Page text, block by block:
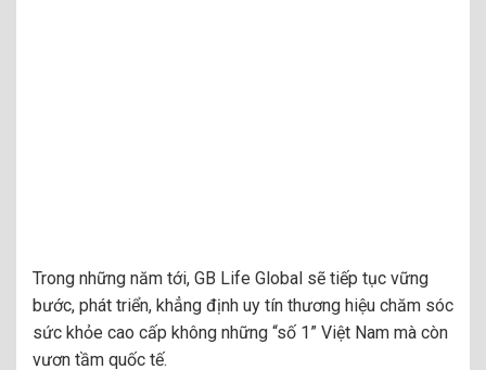
Trong những năm tới, GB Life Global sẽ tiếp tục vững
bước, phát triển, khẳng định uy tín thương hiệu chăm sóc
sức khỏe cao cấp không những “số 1” Việt Nam mà còn
vươn tầm quốc tế.